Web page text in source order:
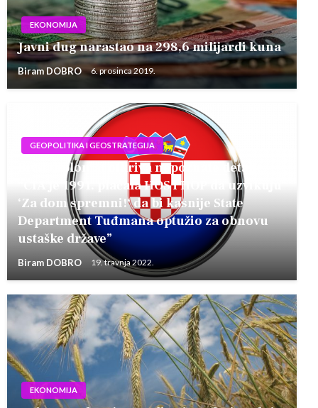
EKONOMIJA
Javni dug narastao na 298,6 milijardi kuna
Biram DOBRO 6. prosinca 2019.
GEOPOLITIKA I GEOSTRATEGIJA
Bivši diplomat otkriva nepoznate detalje:
“CIA je 1991. plaćala HOS i HOP da uzvikuju
‘Za dom spremni!‘ da bi kasnije State
Department Tuđmana optužio za obnovu
ustaške države”
Biram DOBRO 19. travnja 2022.
EKONOMIJA